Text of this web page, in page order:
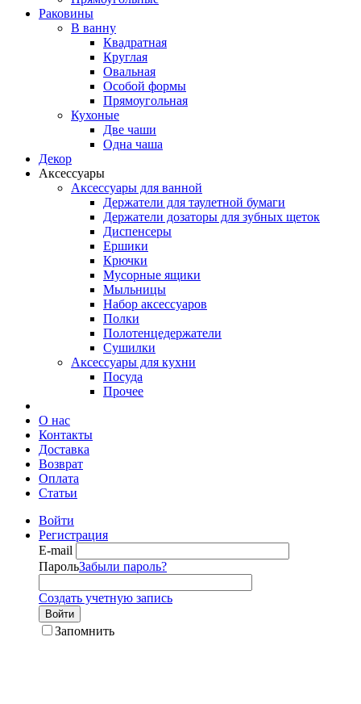
Раковины
В ванну
Квадратная
Круглая
Овальная
Особой формы
Прямоугольная
Кухоные
Две чаши
Одна чаша
Декор
Аксессуары
Аксессуары для ванной
Держатели для таулетной бумаги
Держатели дозаторы для зубных щеток
Диспенсеры
Ершики
Крючки
Мусорные ящики
Мыльницы
Набор аксессуаров
Полки
Полотенцедержатели
Сушилки
Аксессуары для кухни
Посуда
Прочее
О нас
Контакты
Доставка
Возврат
Оплата
Статьи
Войти
Регистрация
E-mail
ПарольЗабыли пароль?
Создать учетную запись
Войти
Запомнить